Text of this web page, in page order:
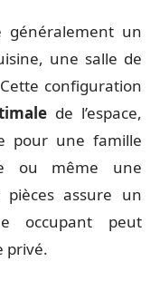
généralement un
une salle de
configuration
de l’espace,
pour une famille
ou même une
assure un
occupant peut
privé.